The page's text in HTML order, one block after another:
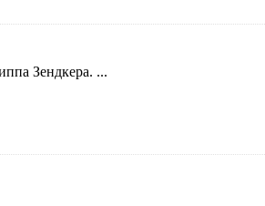
Зендкера. ...